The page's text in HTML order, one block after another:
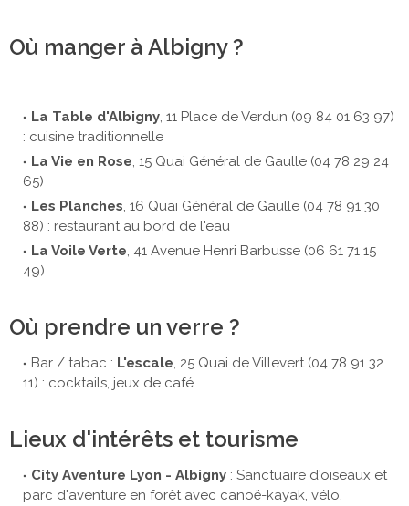
Où manger à Albigny ?
La Table d'Albigny, 11 Place de Verdun (09 84 01 63 97)
: cuisine traditionnelle
La Vie en Rose, 15 Quai Général de Gaulle (04 78 29 24
65)
Les Planches, 16 Quai Général de Gaulle (04 78 91 30
88) : restaurant au bord de l'eau
La Voile Verte, 41 Avenue Henri Barbusse (06 61 71 15
49)
Où prendre un verre ?
Bar / tabac : L'escale, 25 Quai de Villevert (04 78 91 32
11) : cocktails, jeux de café
Lieux d'intérêts et tourisme
City Aventure Lyon - Albigny : Sanctuaire d'oiseaux et
parc d'aventure en forêt avec canoë-kayak, vélo,